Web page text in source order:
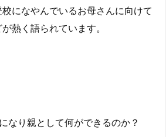
になやんでいるお母さんに向けて
熱く語られています。
なり親として何ができるのか？